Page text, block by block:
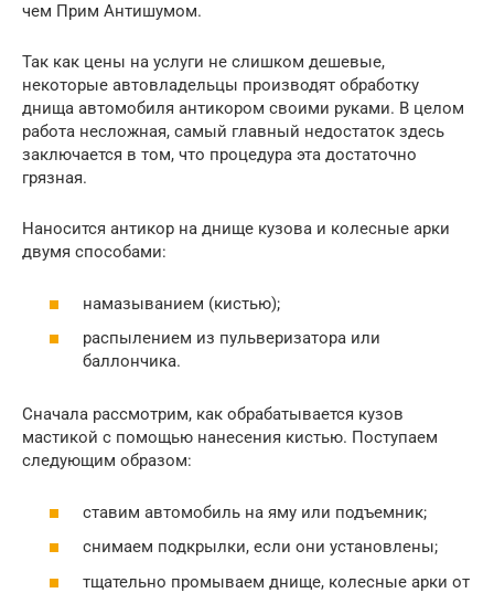
чем Прим Антишумом.
Так как цены на услуги не слишком дешевые,
некоторые автовладельцы производят обработку
днища автомобиля антикором своими руками. В целом
работа несложная, самый главный недостаток здесь
заключается в том, что процедура эта достаточно
грязная.
Наносится антикор на днище кузова и колесные арки
двумя способами:
намазыванием (кистью);
распылением из пульверизатора или
баллончика.
Сначала рассмотрим, как обрабатывается кузов
мастикой с помощью нанесения кистью. Поступаем
следующим образом:
ставим автомобиль на яму или подъемник;
снимаем подкрылки, если они установлены;
тщательно промываем днище, колесные арки от